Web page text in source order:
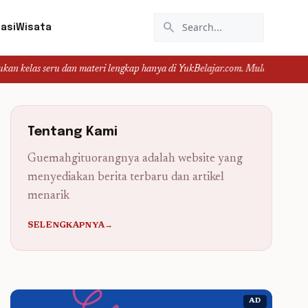
Wisata search
dan materi lengkap hanya di YukBelajar.com. Mulai langkah
Tentang Kami
Guemahgituorangnya adalah website yang
menyediakan berita terbaru dan artikel
menarik
SELENGKAPNYA→
AD